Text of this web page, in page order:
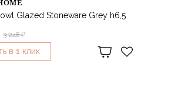
Glazed Stoneware Grey h6,5
3 248 ₽
В 1 КЛИК